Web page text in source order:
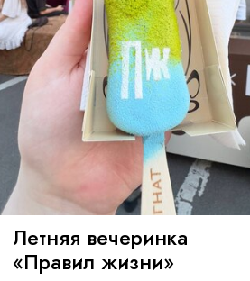
Летняя вечеринка
«Правил жизни»